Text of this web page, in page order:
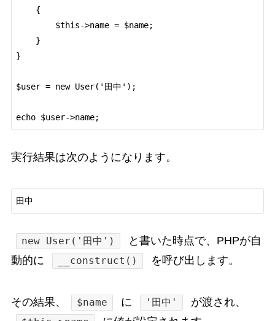
}
$user = new User('田中');
echo $user->name;
実行結果は次のようになります。
田中
new User('田中')
と書いた時点で、PHPが自
動的に
__construct() を呼び出します。
その結果、 $name に '田中' が渡され、